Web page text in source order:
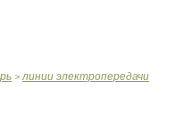
> линии электропередачи